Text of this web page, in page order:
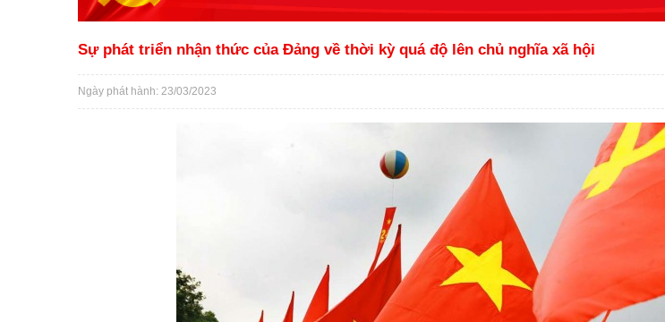
Sự phát triển nhận thức của Đảng về thời kỳ quá độ lên chủ nghĩa xã hội
Ngày phát hành: 23/03/2023